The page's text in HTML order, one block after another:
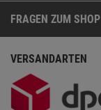
FRAGEN ZUM SHOP
VERSANDARTEN